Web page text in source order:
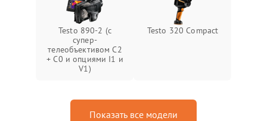
Testo 890-2 (c
супер-
телеобъективом C2
+ C0 и опциями I1 и
V1)
Testo 320 Compact
Показать все модели